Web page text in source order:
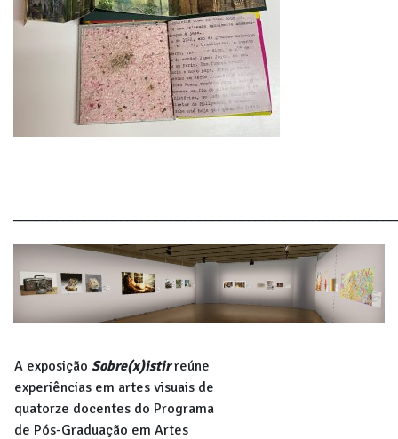
A exposição Sobre(x)istirreúne
experiências em artes visuais de
quatorze docentes do Programa
de Pós-Graduação em Artes